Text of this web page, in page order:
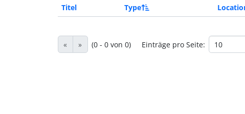
Titel Type
« » (0 - 0 von 0) Einträge pro Seite: